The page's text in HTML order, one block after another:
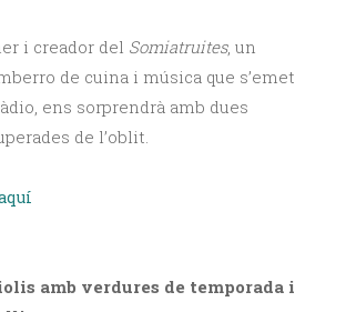
i creador del Somiatruites, un
de cuina i música que s’emet
ens sorprendrà amb dues
de l’oblit.
amb verdures de temporada i